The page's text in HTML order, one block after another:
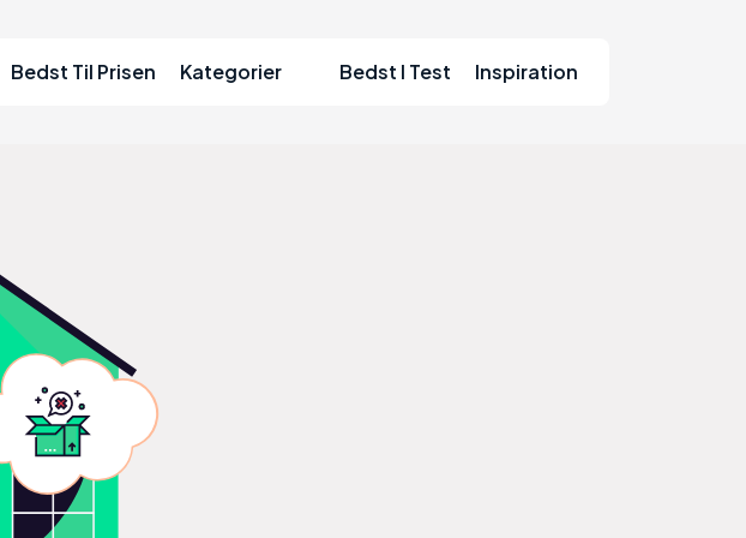
Bedst Til Prisen Kategorier Bedst I Test Inspiration